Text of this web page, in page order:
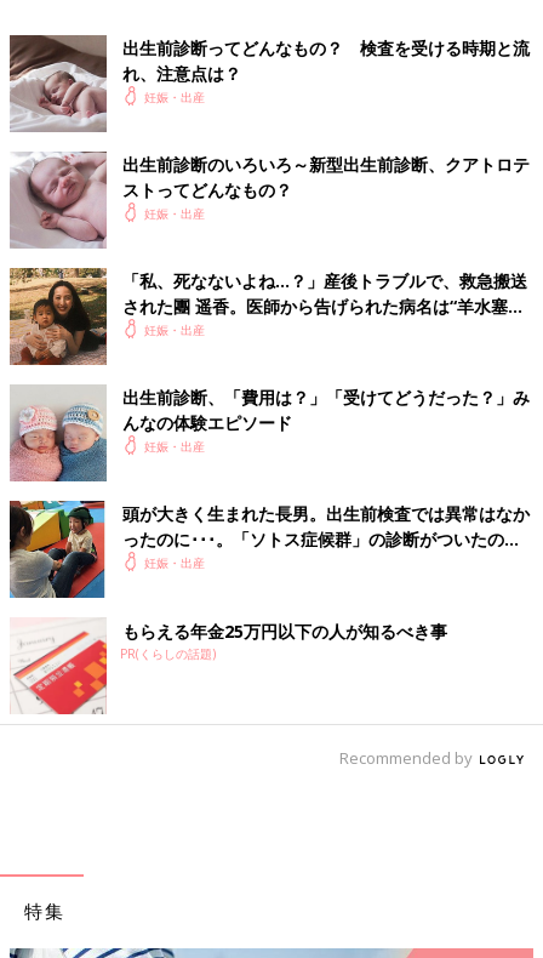
でも、「安心のため」や「やっておいたほうがいい」と友人から
すすめられて受ける検査ではありません。検査を受けるかどうか
迷ったら、夫婦で遺伝カウンセリングを受け、羊水検査について
理解し、よく話し合いましょう。
監修／笠井靖代先生
関連：出生前診断のいろいろ〜新型出生前診断、クアトロテスト
出生前診断ってどんなもの？ 検査を受ける時期と流
れ、注意点は？
妊娠・出産
出生前診断のいろいろ～新型出生前診断、クアトロテ
ストってどんなもの？
妊娠・出産
「私、死なないよね…？」産後トラブルで、救急搬送
された團 遥香。医師から告げられた病名は“羊水塞栓
症”【インタビュー】
妊娠・出産
出生前診断、「費用は？」「受けてどうだった？」み
んなの体験エピソード
妊娠・出産
頭が大きく生まれた長男。出生前検査では異常はなか
ったのに･･･。「ソトス症候群」の診断がついたのは
生後4カ月、情報がなくつらかった【体験談・医師監
妊娠・出産
もらえる年金25万円以下の人が知るべき事
PR(くらしの話題)
Recommended by
特集